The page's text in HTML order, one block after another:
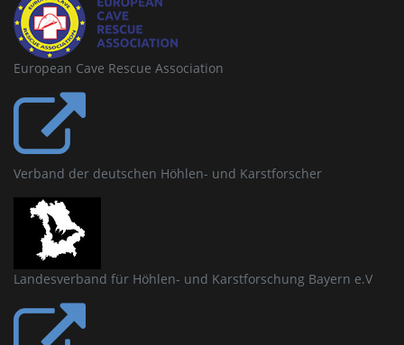
European Cave Rescue Association
Verband der deutschen Höhlen- und Karstforscher
Landesverband für Höhlen- und Karstforschung Bayern e.V